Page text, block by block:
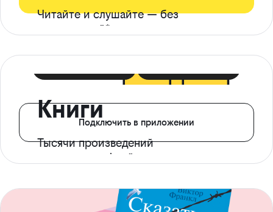
Читайте и слушайте — без
ограничений*
Книги
Тысячи произведений
с доступом офлайн
Подключить в приложении